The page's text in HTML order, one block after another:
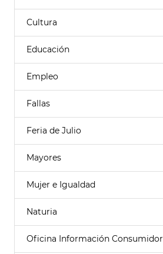
Cultura
Educación
Empleo
Fallas
Feria de Julio
Mayores
Mujer e Igualdad
Naturia
Oficina Información Consumidor